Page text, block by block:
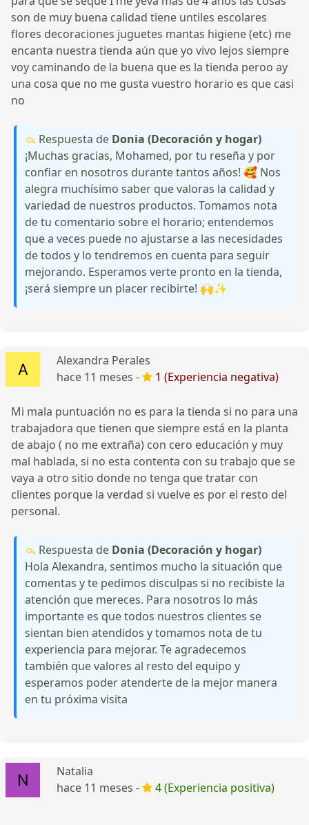
son de muy buena calidad tiene untiles escolares
flores decoraciones juguetes mantas higiene (etc) me
encanta nuestra tienda aún que yo vivo lejos siempre
voy caminando de la buena que es la tienda peroo ay
una cosa que no me gusta vuestro horario es que casi
no
Respuesta de Donia (Decoración y hogar)
¡Muchas gracias, Mohamed, por tu reseña y por
confiar en nosotros durante tantos años! 🥰 Nos
alegra muchísimo saber que valoras la calidad y
variedad de nuestros productos. Tomamos nota
de tu comentario sobre el horario; entendemos
que a veces puede no ajustarse a las necesidades
de todos y lo tendremos en cuenta para seguir
mejorando. Esperamos verte pronto en la tienda,
¡será siempre un placer recibirte! 🙌✨
Alexandra Perales
hace 11 meses -
1 (Experiencia negativa)
Mi mala puntuación no es para la tienda si no para una
trabajadora que tienen que siempre está en la planta
de abajo ( no me extraña) con cero educación y muy
mal hablada, si no esta contenta con su trabajo que se
vaya a otro sitio donde no tenga que tratar con
clientes porque la verdad si vuelve es por el resto del
personal.
Respuesta de Donia (Decoración y hogar)
Hola Alexandra, sentimos mucho la situación que
comentas y te pedimos disculpas si no recibiste la
atención que mereces. Para nosotros lo más
importante es que todos nuestros clientes se
sientan bien atendidos y tomamos nota de tu
experiencia para mejorar. Te agradecemos
también que valores al resto del equipo y
esperamos poder atenderte de la mejor manera
en tu próxima visita
Natalia
hace 11 meses -
4 (Experiencia positiva)